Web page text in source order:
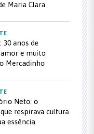
Maria Clara
30 anos de
amor e muito
Mercadinho
Neto: o
respirava cultura
essência